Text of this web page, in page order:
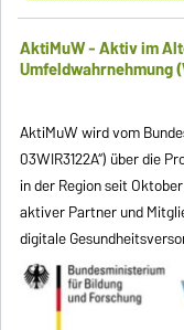
AktiMuW - Aktiv im
Umfeldwahrnehmung
AktiMuW wird vom
03WIR3122A“) über die
in der Region seit
aktiver Partner und
digitale